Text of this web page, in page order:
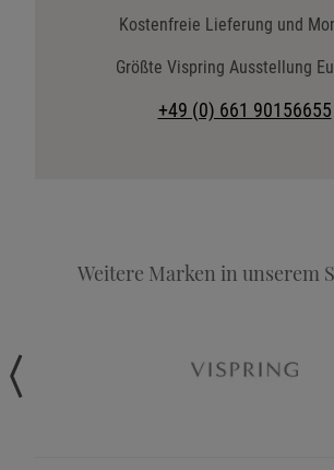
Stoffkollektion
Telefonische Beratung
Kostenfreie Lieferung und
Größte Vispring Ausstellung
+49 (0) 661 90156655
Weitere Marken in unserem